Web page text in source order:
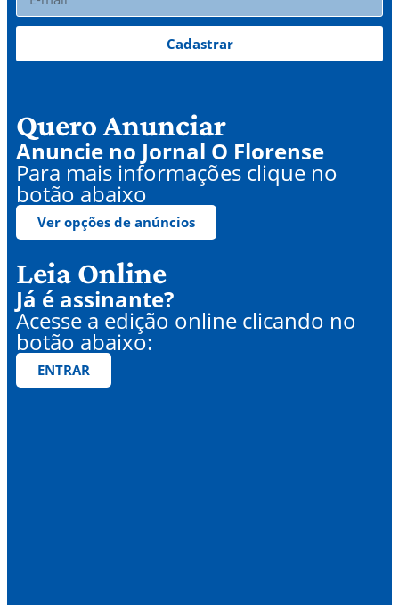
Cadastrar
Quero Anunciar
Anuncie no Jornal O Florense
Para mais informações clique no
botão abaixo
Ver opções de anúncios
Leia Online
Já é assinante?
Acesse a edição online clicando no
botão abaixo:
ENTRAR